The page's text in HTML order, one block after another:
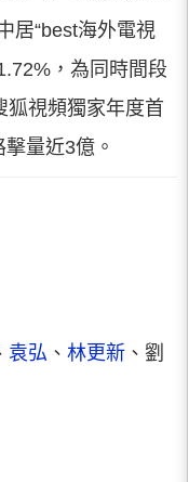
居“best海外電視
，為同時間段
狐視頻獨家年度首
量近3億。
袁弘 、 林更新 、劉